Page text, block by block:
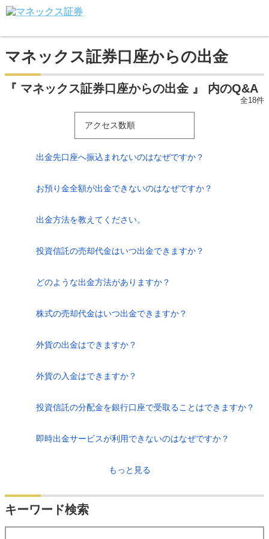
マネックス証券口座からの出金
『 マネックス証券口座からの出金 』 内のQ&A
全18件
アクセス数順
出金先口座へ振込まれないのはなぜですか？
お預り金全額が出金できないのはなぜですか？
出金方法を教えてください。
投資信託の売却代金はいつ出金できますか？
どのような出金方法がありますか？
株式の売却代金はいつ出金できますか？
外貨の出金はできますか？
外貨の入金はできますか？
投資信託の分配金を銀行口座で受取ることはできますか？
即時出金サービスが利用できないのはなぜですか？
もっと見る
キーワード検索